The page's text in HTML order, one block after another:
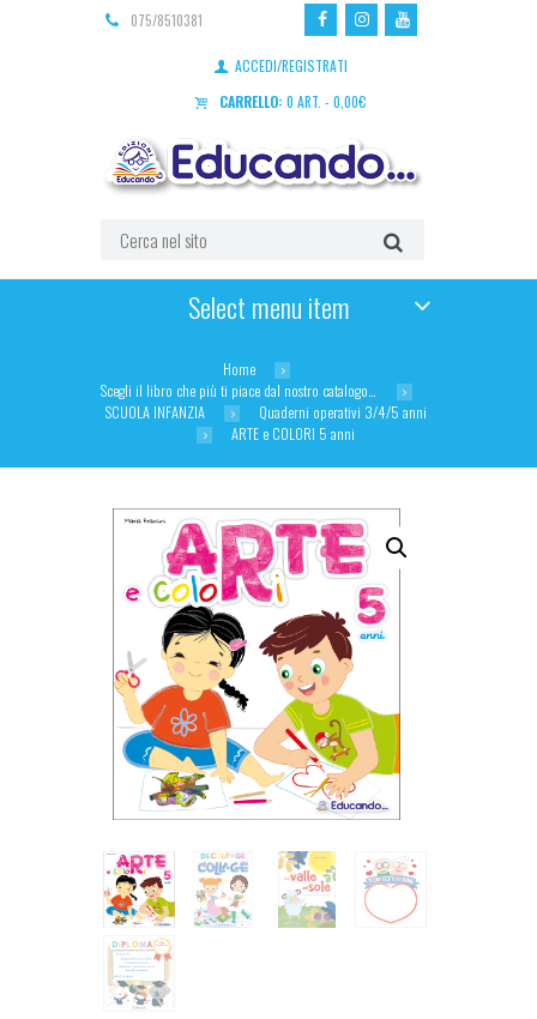
075/8510381
ACCEDI/REGISTRATI
CARRELLO: 0 ART. - 0,00€
Select menu item
Home
Scegli il libro che più ti piace dal nostro catalogo…
SCUOLA INFANZIA
Quaderni operativi 3/4/5 anni
ARTE e COLORI 5 anni